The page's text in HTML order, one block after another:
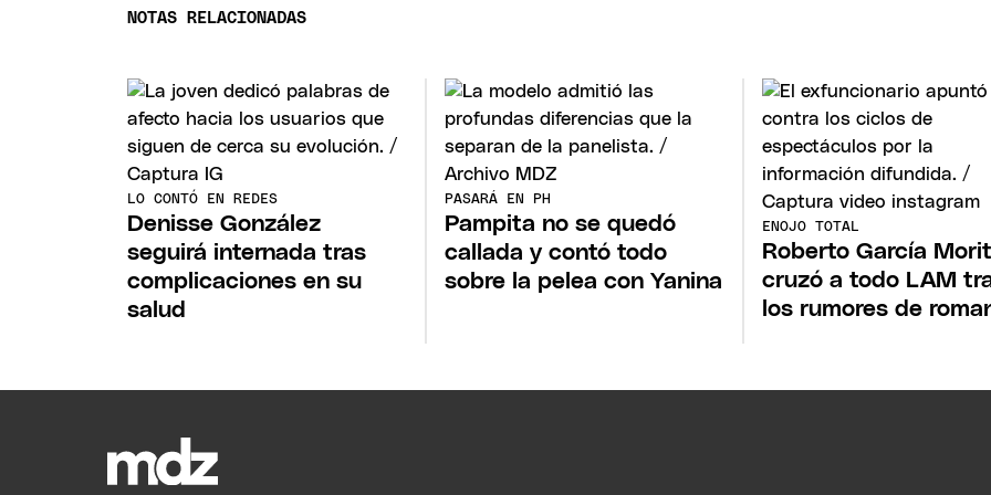
NOTAS RELACIONADAS
LO CONTÓ EN REDES
Denisse González
seguirá internada tras
complicaciones en su
salud
PASARÁ EN PH
Pampita no se quedó
callada y contó todo
sobre la pelea con Yanina
ENOJO TOTAL
Roberto García
cruzó a todo LAM
los rumores de